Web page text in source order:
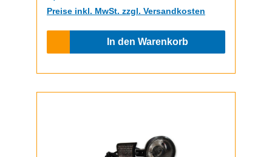
Preise inkl. MwSt. zzgl. Versandkosten
In den Warenkorb